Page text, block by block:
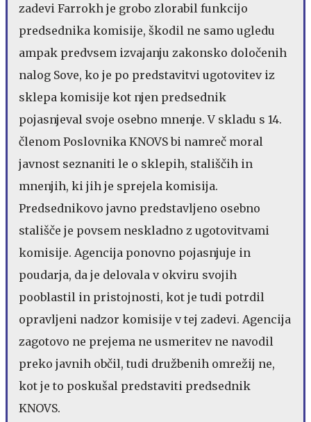
zadevi Farrokh je grobo zlorabil funkcijo
predsednika komisije, škodil ne samo ugledu
ampak predvsem izvajanju zakonsko določenih
nalog Sove, ko je po predstavitvi ugotovitev iz
sklepa komisije kot njen predsednik
pojasnjeval svoje osebno mnenje. V skladu s 14.
členom Poslovnika KNOVS bi namreč moral
javnost seznaniti le o sklepih, stališčih in
mnenjih, ki jih je sprejela komisija.
Predsednikovo javno predstavljeno osebno
stališče je povsem neskladno z ugotovitvami
komisije. Agencija ponovno pojasnjuje in
poudarja, da je delovala v okviru svojih
pooblastil in pristojnosti, kot je tudi potrdil
opravljeni nadzor komisije v tej zadevi. Agencija
zagotovo ne prejema ne usmeritev ne navodil
preko javnih občil, tudi družbenih omrežij ne,
kot je to poskušal predstaviti predsednik
KNOVS.